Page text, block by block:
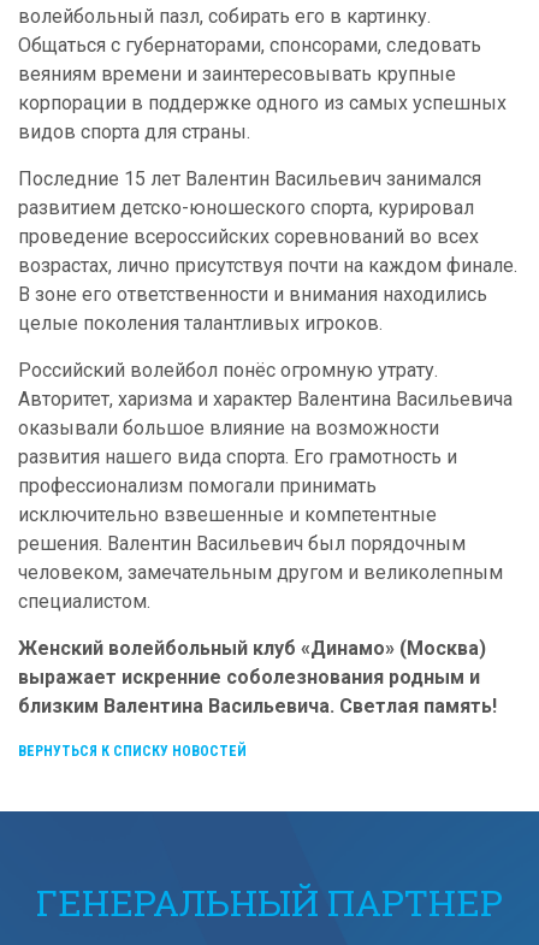
волейбольный пазл, собирать его в картинку.
Общаться с губернаторами, спонсорами, следовать
веяниям времени и заинтересовывать крупные
корпорации в поддержке одного из самых успешных
видов спорта для страны.
Последние 15 лет Валентин Васильевич занимался
развитием детско-юношеского спорта, курировал
проведение всероссийских соревнований во всех
возрастах, лично присутствуя почти на каждом финале.
В зоне его ответственности и внимания находились
целые поколения талантливых игроков.
Российский волейбол понёс огромную утрату.
Авторитет, харизма и характер Валентина Васильевича
оказывали большое влияние на возможности
развития нашего вида спорта. Его грамотность и
профессионализм помогали принимать
исключительно взвешенные и компетентные
решения. Валентин Васильевич был порядочным
человеком, замечательным другом и великолепным
специалистом.
Женский волейбольный клуб «Динамо» (Москва)
выражает искренние соболезнования родным и
близким Валентина Васильевича. Светлая память!
ВЕРНУТЬСЯ К СПИСКУ НОВОСТЕЙ
ГЕНЕРАЛЬНЫЙ ПАРТНЕР